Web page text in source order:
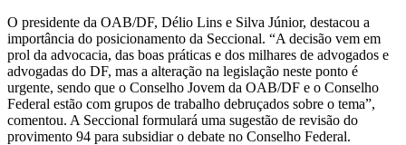
O presidente da OAB/DF, Délio Lins e Silva Júnior, destacou a
importância do posicionamento da Seccional. “A decisão vem em
prol da advocacia, das boas práticas e dos milhares de advogados e
advogadas do DF, mas a alteração na legislação neste ponto é
urgente, sendo que o Conselho Jovem da OAB/DF e o Conselho
Federal estão com grupos de trabalho debruçados sobre o tema”,
comentou. A Seccional formulará uma sugestão de revisão do
provimento 94 para subsidiar o debate no Conselho Federal.